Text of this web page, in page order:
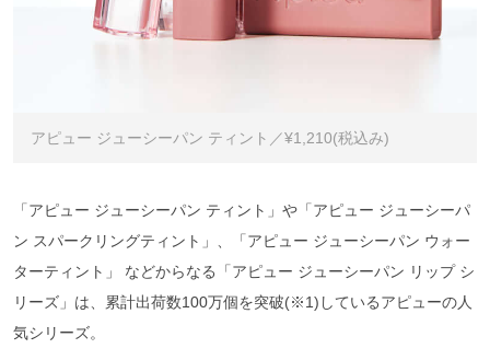
アピュー ジューシーパン ティント／¥1,210(税込み)
「アピュー ジューシーパン ティント」や「アピュー ジューシーパ
ン スパークリングティント」、「アピュー ジューシーパン ウォー
ターティント」 などからなる「アピュー ジューシーパン リップ シ
リーズ」は、累計出荷数100万個を突破(※1)しているアピューの人
気シリーズ。